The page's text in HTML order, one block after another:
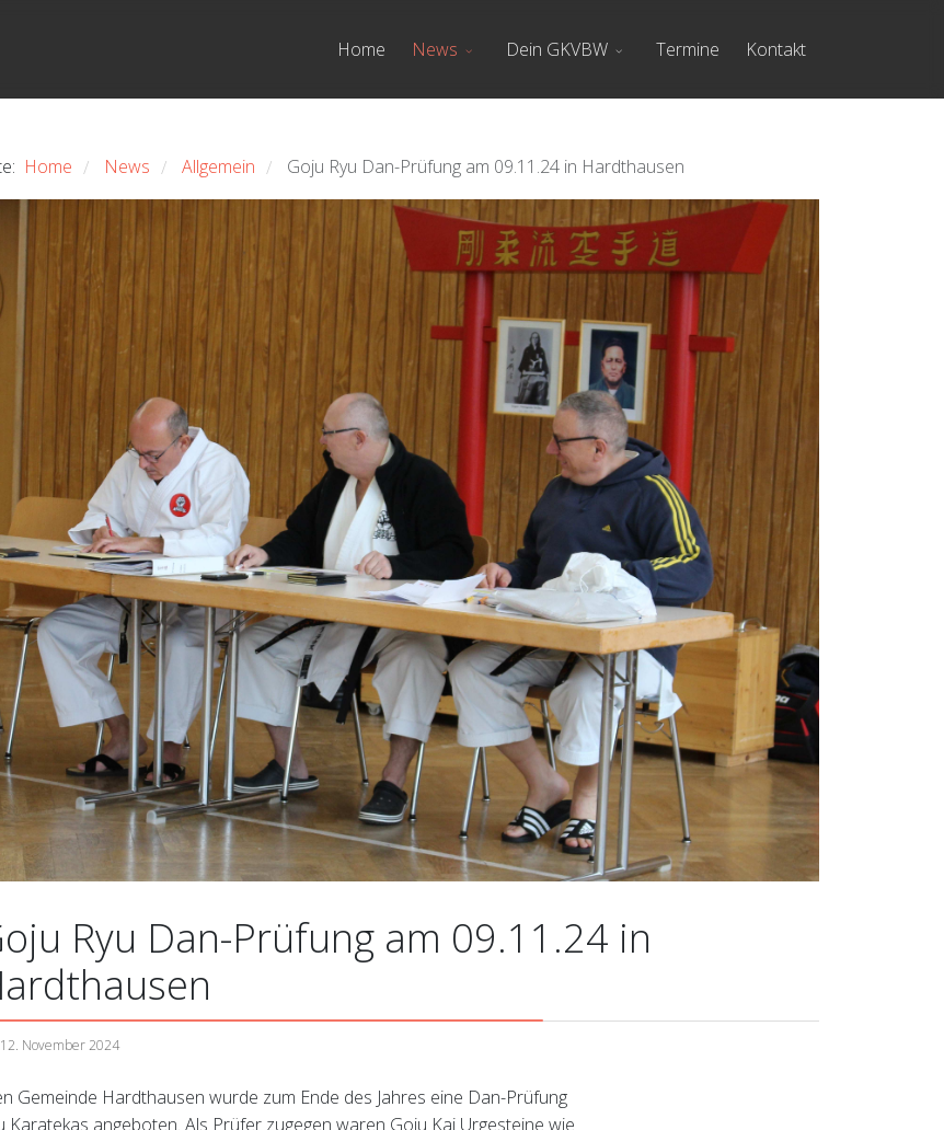
Home News Dein GKVBW Termine Kontakt
Home / News / Allgemein / Goju Ryu Dan-Prüfung am 09.11.24 in Hardthausen
Ryu Dan-Prüfung am 09.11.24 in
12. November 2024
Gemeinde Hardthausen wurde zum Ende des Jahres eine Dan-Prüfung
Karatekas angeboten. Als Prüfer zugegen waren Goju Kai Urgesteine wie